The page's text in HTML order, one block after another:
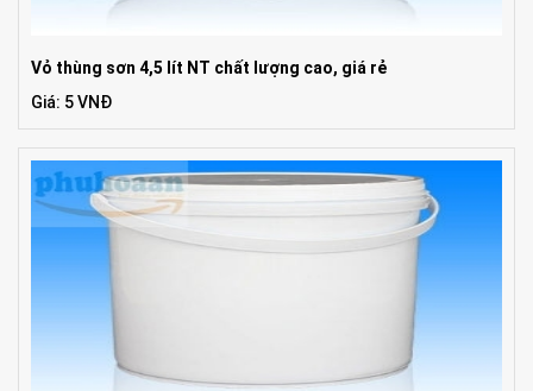
Vỏ thùng sơn 4,5 lít NT chất lượng cao, giá rẻ
Giá: 5 VNĐ